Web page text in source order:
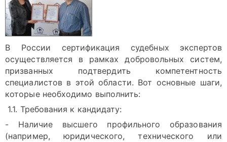
В России сертификация судебных экспертов
осуществляется в рамках добровольных систем,
призванных подтвердить компетентность
специалистов в этой области. Вот основные шаги,
которые необходимо выполнить:
1.1. Требования к кандидату:
- Наличие высшего профильного образования
(например, юридического, технического или